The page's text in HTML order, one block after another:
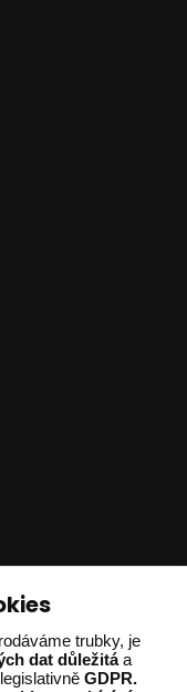
trubky, je
dat důležitáa
GDPR.